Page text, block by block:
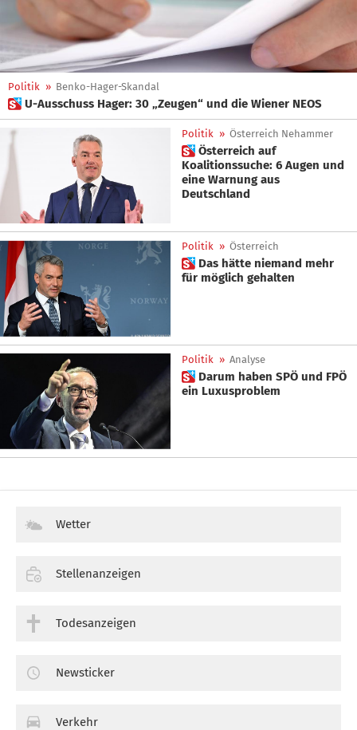
Politik » Benko-Hager-Skandal
 U-Ausschuss Hager: 30 „Zeugen“ und die Wiener NEOS
Politik » Österreich Nehammer
 Österreich auf
Koalitionssuche: 6 Augen und
eine Warnung aus
Deutschland
Politik » Österreich
 Das hätte niemand mehr
für möglich gehalten
Politik » Analyse
 Darum haben SPÖ und FPÖ
ein Luxusproblem
Wetter
Stellenanzeigen
Todesanzeigen
Newsticker
Verkehr